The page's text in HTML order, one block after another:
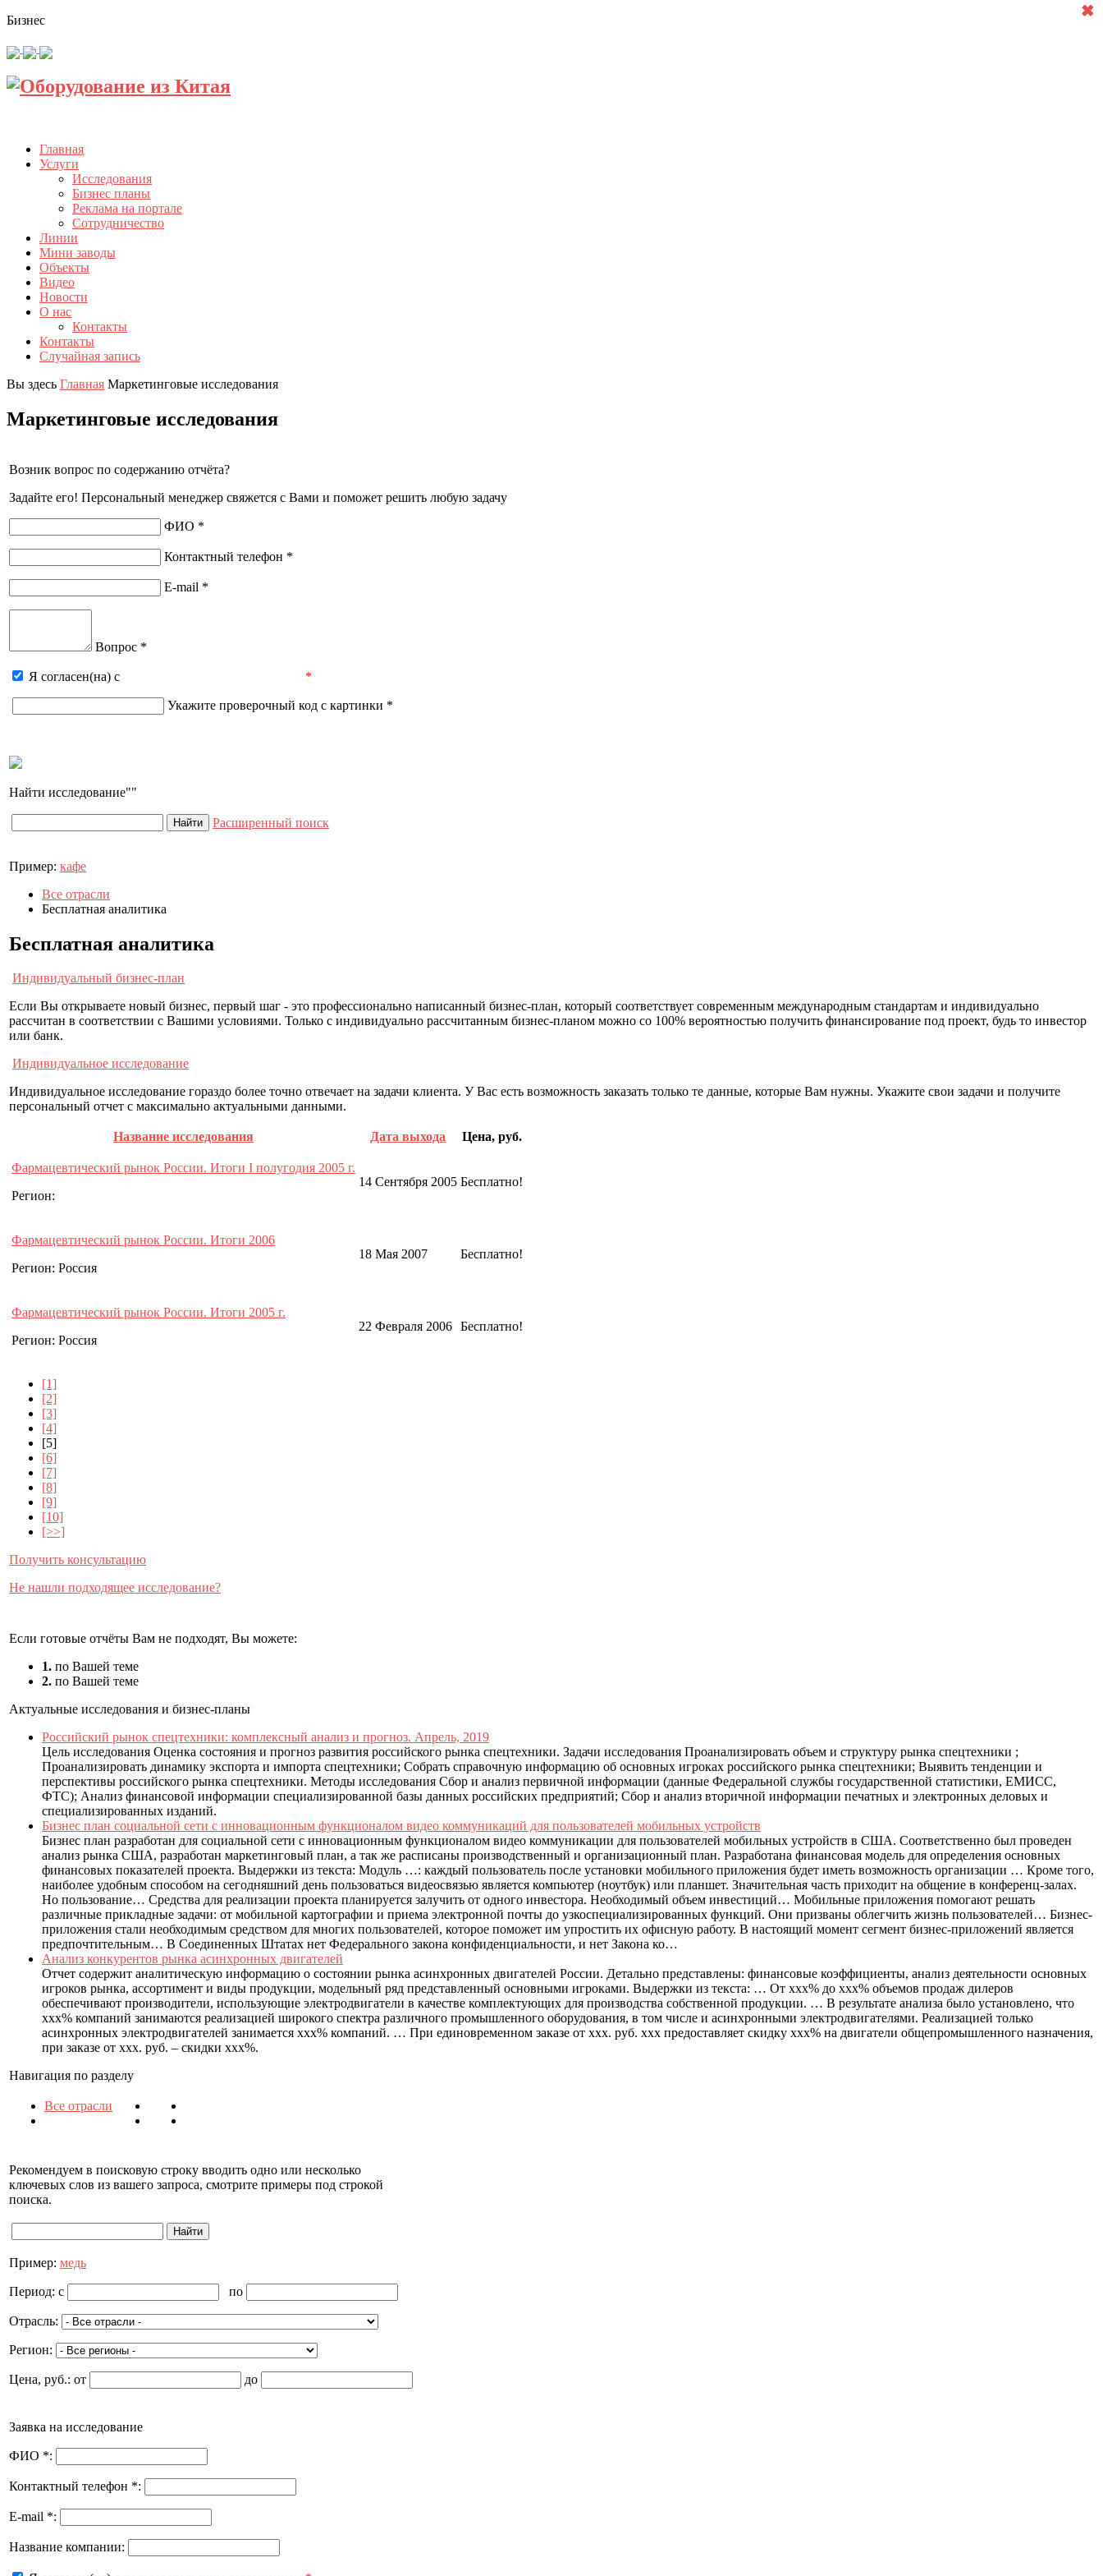
Бизнес
Главная
Услуги
Исследования
Бизнес планы
Реклама на портале
Сотрудничество
Линии
Мини заводы
Объекты
Видео
Новости
О нас
Контакты
Контакты
Случайная запись
Вы здесь Главная Маркетинговые исследования
Маркетинговые исследования
Возник вопрос по содержанию отчёта?
Задайте его! Персональный менеджер свяжется с Вами и поможет решить любую задачу
ФИО *
Контактный телефон *
E-mail *
Вопрос *
Я согласен(на) с *
Укажите проверочный код с картинки *
Найти исследование
Расширенный поиск
Пример: кафе
Все отрасли
Бесплатная аналитика
Бесплатная аналитика
Индивидуальный бизнес-план
Если Вы открываете новый бизнес, первый шаг - это профессионально написанный бизнес-план, который соответствует современным международным стандартам и индивидуально
рассчитан в соответствии с Вашими условиями. Только с индивидуально рассчитанным бизнес-планом можно со 100% вероятностью получить финансирование под проект, будь то инвестор
или банк.
Индивидуальное исследование
Индивидуальное исследование гораздо более точно отвечает на задачи клиента. У Вас есть возможность заказать только те данные, которые Вам нужны. Укажите свои задачи и получите
персональный отчет с максимально актуальными данными.
Название исследования Дата выхода Цена, руб.
Фармацевтический рынок России. Итоги I полугодия 2005 г.
Регион:
14 Сентября 2005 Бесплатно!
Фармацевтический рынок России. Итоги 2006
Регион: Россия
18 Мая 2007 Бесплатно!
Фармацевтический рынок России. Итоги 2005 г.
Регион: Россия
22 Февраля 2006 Бесплатно!
[1]
[2]
[3]
[4]
[5]
[6]
[7]
[8]
[9]
[10]
[>>]
Получить консультацию
Не нашли подходящее исследование?
Если готовые отчёты Вам не подходят, Вы можете:
1. по Вашей теме
2. по Вашей теме
Актуальные исследования и бизнес-планы
Российский рынок спецтехники: комплексный анализ и прогноз. Апрель, 2019
Цель исследования Оценка состояния и прогноз развития российского рынка спецтехники. Задачи исследования Проанализировать объем и структуру рынка спецтехники ;
Проанализировать динамику экспорта и импорта спецтехники; Собрать справочную информацию об основных игроках российского рынка спецтехники; Выявить тенденции и
перспективы российского рынка спецтехники. Методы исследования Сбор и анализ первичной информации (данные Федеральной службы государственной статистики, ЕМИСС,
ФТС); Анализ финансовой информации специализированной базы данных российских предприятий; Сбор и анализ вторичной информации печатных и электронных деловых и
специализированных изданий.
Бизнес план социальной сети с инновационным функционалом видео коммуникаций для пользователей мобильных устройств
Бизнес план разработан для социальной сети с инновационным функционалом видео коммуникации для пользователей мобильных устройств в США. Соответственно был проведен
анализ рынка США, разработан маркетинговый план, а так же расписаны производственный и организационный план. Разработана финансовая модель для определения основных
финансовых показателей проекта. Выдержки из текста: Модуль …: каждый пользователь после установки мобильного приложения будет иметь возможность организации … Кроме того,
наиболее удобным способом на сегодняшний день пользоваться видеосвязью является компьютер (ноутбук) или планшет. Значительная часть приходит на общение в конференц-залах.
Но пользование… Средства для реализации проекта планируется залучить от одного инвестора. Необходимый объем инвестиций… Мобильные приложения помогают решать
различные прикладные задачи: от мобильной картографии и приема электронной почты до узкоспециализированных функций. Они призваны облегчить жизнь пользователей… Бизнес-
приложения стали необходимым средством для многих пользователей, которое поможет им упростить их офисную работу. В настоящий момент сегмент бизнес-приложений является
предпочтительным… В Соединенных Штатах нет Федерального закона конфиденциальности, и нет Закона ко…
Анализ конкурентов рынка асинхронных двигателей
Отчет содержит аналитическую информацию о состоянии рынка асинхронных двигателей России. Детально представлены: финансовые коэффициенты, анализ деятельности основных
игроков рынка, ассортимент и виды продукции, модельный ряд представленный основными игроками. Выдержки из текста: … От ххх% до ххх% объемов продаж дилеров
обеспечивают производители, использующие электродвигатели в качестве комплектующих для производства собственной продукции. … В результате анализа было установлено, что
ххх% компаний занимаются реализацией широкого спектра различного промышленного оборудования, в том числе и асинхронными электродвигателями. Реализацией только
асинхронных электродвигателей занимается ххх% компаний. … При единовременном заказе от ххх. руб. ххх предоставляет скидку ххх% на двигатели общепромышленного назначения,
при заказе от ххх. руб. – скидки ххх%.
Навигация по разделу
Все отрасли
✖
Рекомендуем в поисковую строку вводить одно или несколько
ключевых слов из вашего запроса, смотрите примеры под строкой
поиска.
Пример: медь
Период: c по
Отрасль:
Регион:
Цена, руб.: от до
✖
Заявка на исследование
ФИО *:
Контактный телефон *:
E-mail *:
Название компании:
✖
✖
✖
✖
✖